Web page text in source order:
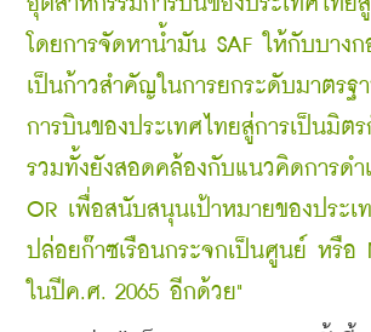
โดยการจัดหาน้ำมัน SAF ให้กับบางก
เป็นก้าวสำคัญในการยกระดับมาตรฐ
การบินของประเทศไทยสู่การเป็นมิต
รวมทั้งยังสอดคล้องกับแนวคิดการดำ
OR เพื่อสนับสนุนเป้าหมายของประเ
ปล่อยก๊าซเรือนกระจกเป็นศูนย์ หรือ
ในปีค.ศ. 2065 อีกด้วย"